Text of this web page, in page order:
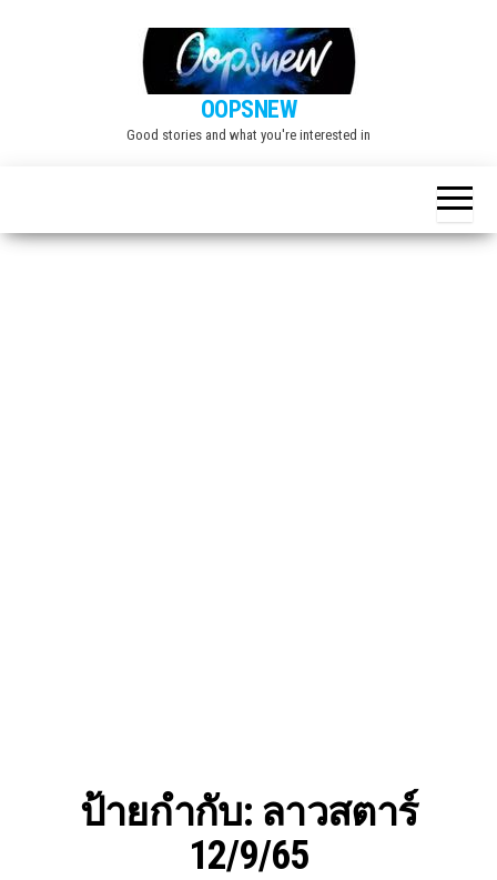
OOPSNEW
Good stories and what you're interested in
ป้ายกำกับ: ลาวสตาร์
12/9/65